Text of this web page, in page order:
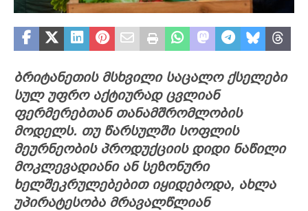
ბრიტანეთის მსხვილი საცალო ქსელები
სულ უფრო აქტიურად ცვლიან
ფერმერებთან თანამშრომლობის
მოდელს. თუ წარსულში სოფლის
მეურნეობის პროდუქციის დიდი ნაწილი
მოკლევადიანი ან სეზონური
ხელშეკრულებებით იყიდებოდა, ახლა
უპირატესობა მრავალწლიან